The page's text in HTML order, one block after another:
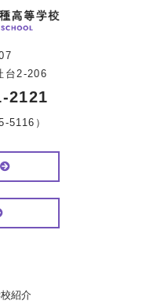
台2-206
2121
5116）
紹介